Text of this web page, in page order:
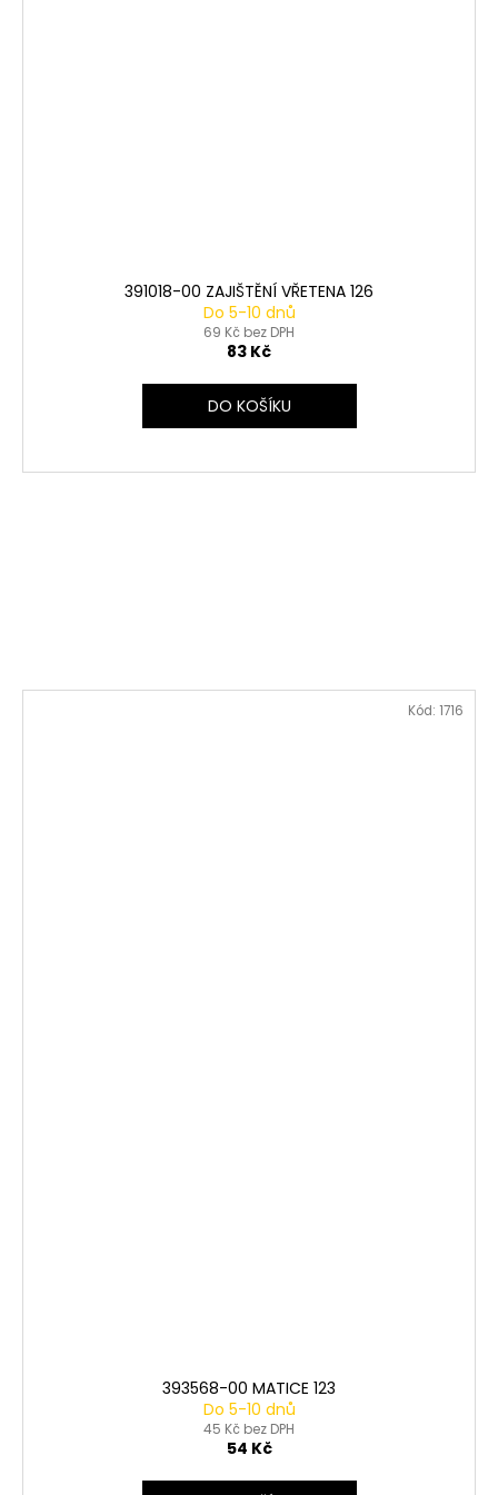
391018-00 ZAJIŠTĚNÍ VŘETENA 126
Do 5-10 dnů
69 Kč bez DPH
83 Kč
DO KOŠÍKU
393568-00 MATICE 123
Do 5-10 dnů
45 Kč bez DPH
54 Kč
Kód: 1716